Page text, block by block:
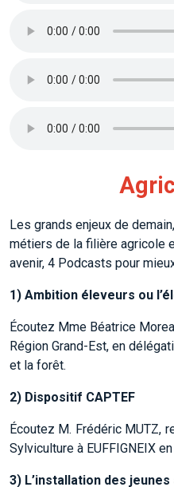
Les grands enjeux de
métiers de la filière agricole
avenir, 4 Podcasts pour
1) Ambition éleveurs ou
Écoutez Mme Béatrice
Région Grand-Est, en
et la forêt.
2) Dispositif CAPTEF
Écoutez M. Frédéric MUTZ,
Sylviculture à EUFFIGNEIX
3) L’installation des